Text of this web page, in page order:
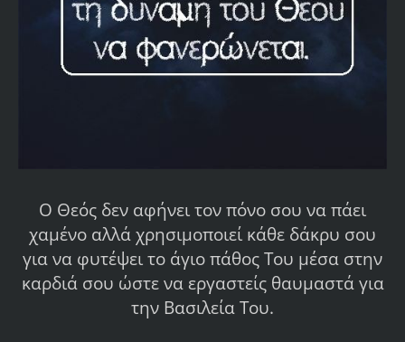
Ο Θεός δεν αφήνει τον πόνο σου να πάει
χαμένο αλλά χρησιμοποιεί κάθε δάκρυ σου
για να φυτέψει το άγιο πάθος Του μέσα στην
καρδιά σου ώστε να εργαστείς θαυμαστά για
την Βασιλεία Του.